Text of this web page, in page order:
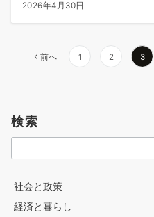
2026年4月30日
ー
ジ
送
前へ 1 2 3
検索
社会と政策
経済と暮らし